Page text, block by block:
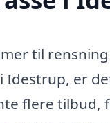
til
er
flere